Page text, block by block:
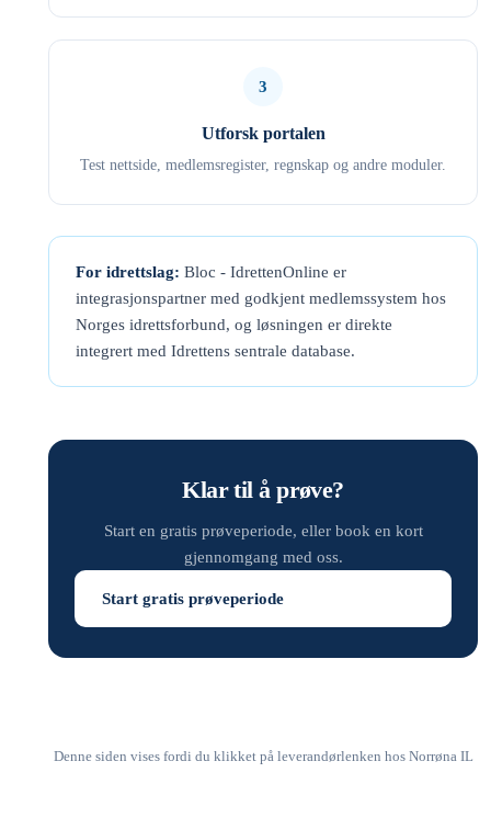
3
Utforsk portalen
Test nettside, medlemsregister, regnskap og andre moduler.
For idrettslag: Bloc - IdrettenOnline er
integrasjonspartner med godkjent medlemssystem hos
Norges idrettsforbund, og løsningen er direkte
integrert med Idrettens sentrale database.
Klar til å prøve?
Start en gratis prøveperiode, eller book en kort
gjennomgang med oss.
Start gratis prøveperiode
Denne siden vises fordi du klikket på leverandørlenken hos Norrøna IL